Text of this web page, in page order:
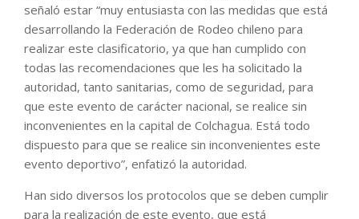
señaló estar “muy entusiasta con las medidas que está
desarrollando la Federación de Rodeo chileno para
realizar este clasificatorio, ya que han cumplido con
todas las recomendaciones que les ha solicitado la
autoridad, tanto sanitarias, como de seguridad, para
que este evento de carácter nacional, se realice sin
inconvenientes en la capital de Colchagua. Está todo
dispuesto para que se realice sin inconvenientes este
evento deportivo”, enfatizó la autoridad.
Han sido diversos los protocolos que se deben cumplir
para la realización de este evento, que está